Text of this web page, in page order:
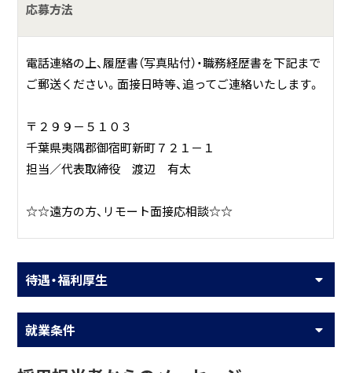
応募方法
電話連絡の上、履歴書（写真貼付）・職務経歴書を下記まで
ご郵送ください。面接日時等、追ってご連絡いたします。
〒２９９－５１０３
千葉県夷隅郡御宿町新町７２１－１
担当／代表取締役 渡辺 有太
☆☆遠方の方、リモート面接応相談☆☆
待遇・福利厚生
就業条件